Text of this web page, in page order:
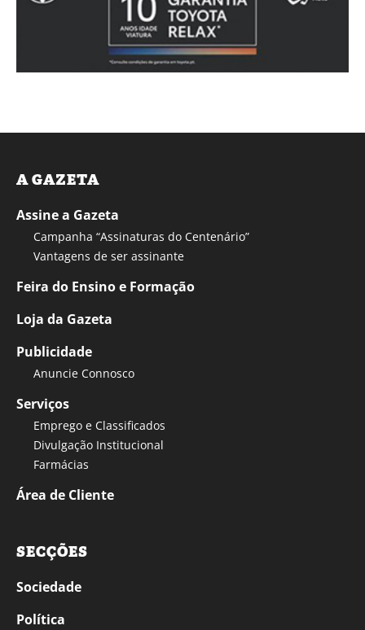
A GAZETA
Assine a Gazeta
Campanha “Assinaturas do Centenário”
Vantagens de ser assinante
Feira do Ensino e Formação
Loja da Gazeta
Publicidade
Anuncie Connosco
Serviços
Emprego e Classificados
Divulgação Institucional
Farmácias
Área de Cliente
SECÇÕES
Sociedade
Política